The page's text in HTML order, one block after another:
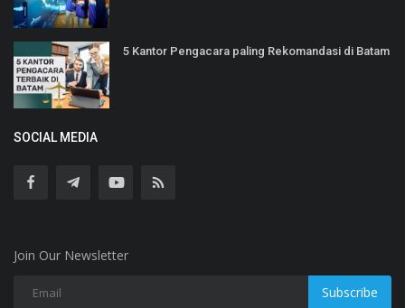
5 Kantor Pengacara paling Rekomandasi di Batam
SOCIAL MEDIA
Join Our Newsletter
Subscribe